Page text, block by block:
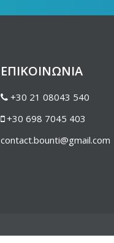
ΕΠΙΚΟΙΝΩΝΙΑ
+30 21 08043 540
+30 698 7045 403
contact.bounti@gmail.com